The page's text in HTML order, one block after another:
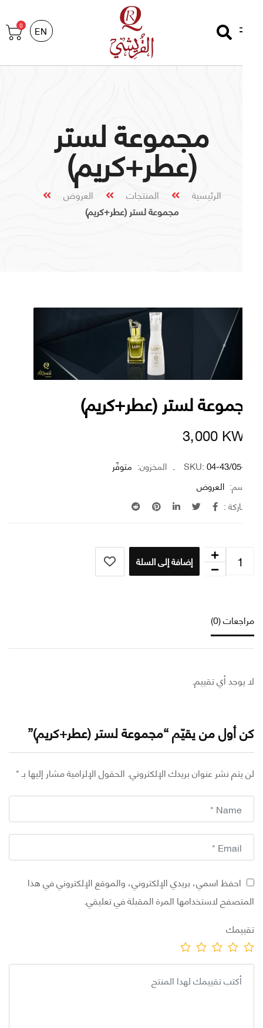
مجموعة لستر
(عطر+كريم)
الرئيسية المنتجات
العروض
مجموعة لستر (عطر+كريم)
لستر (عطر+كريم)
3٫000
SKU:04-43/ المخزون: متوفّر
العروض
إضافة إلى السلة
(0)
أي تقييم.
من يقيّم “مجموعة لستر (عطر+كريم)”
نشر عنوان بريدك الإلكتروني.الحقول الإلزامية مشار إليها بـ*
احفظ اسمي، بريدي الإلكتروني، والموقع الإلكتروني في هذا
لاستخدامها المرة المقبلة في تعليقي.